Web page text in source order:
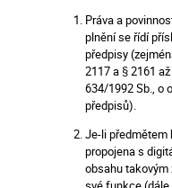
Práva a
plnění se řídí
předpisy
2117 a § 2161
634/1992 Sb., o
předpisů).
Je-li předmětem
propojena s
obsahu takovým